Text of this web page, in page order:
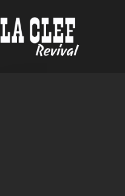
au
contenu